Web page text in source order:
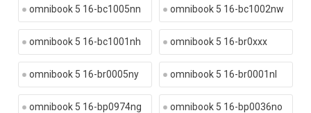
omnibook 5 16-bc1005nn omnibook 5 16-bc1002nw
omnibook 5 16-bc1001nh omnibook 5 16-br0xxx
omnibook 5 16-br0005ny omnibook 5 16-br0001nl
omnibook 5 16-bp0974ng omnibook 5 16-bp0036no